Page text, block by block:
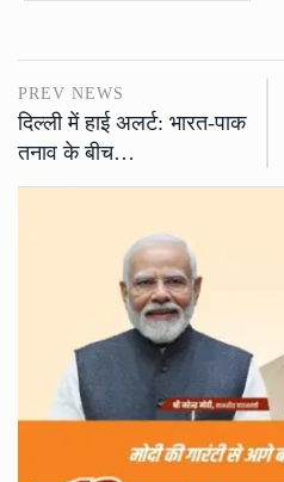
PREV NEWS
दिल्ली में हाई अलर्ट: भारत-पाक
तनाव के बीच…